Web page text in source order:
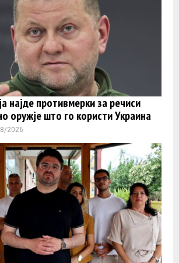
најде противмерки за речиси
оружје што го користи Украина
2026